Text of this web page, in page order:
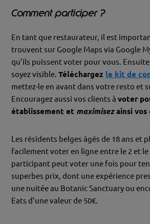
Comment participer ?
En tant que restaurateur, il est
trouvent sur Google Maps via Google
qu’ils puissent voter pour vous.
soyez visible.Téléchargez le kit de
mettez-le en avant dans votre resto et
Encouragez aussi vos clients àvoter
établissement et maximisezainsi vos
Les résidents belges âgés de 18 ans et
facilement voter en ligne entre le 2 et le
participant peut voter une fois pour
superbes prix, dont une expérience
une nuitée au Botanic Sanctuary ou
Eats d’une valeur de 50€.